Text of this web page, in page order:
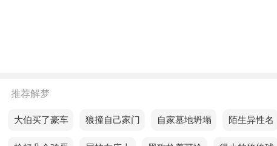
孕妇梦见古宅里有鬼，预示你运气不好，说明你在工作中
从心，很多想做的事情拿不定主意。
离异的人梦见古宅里有鬼，意思是每个误解，都会让沟通
推荐解梦
梦见大伯买了豪车梦见狼撞自己家门梦见自家墓地坍塌梦见陌生异性名